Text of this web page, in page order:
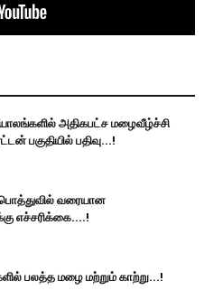
அதிகபட்ச மழைவீழ்ச்சி
பகுதியில் பதிவு...!
பொத்துவில் வரையான
எச்சரிக்கை....!
பலத்த மழை மற்றும் காற்று...!